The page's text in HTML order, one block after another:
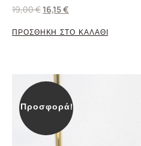
19,00€ 16,15€
ΠΡΟΣΘΗΚΗ ΣΤΟ ΚΑΛΑΘΙ
Προσφορά!